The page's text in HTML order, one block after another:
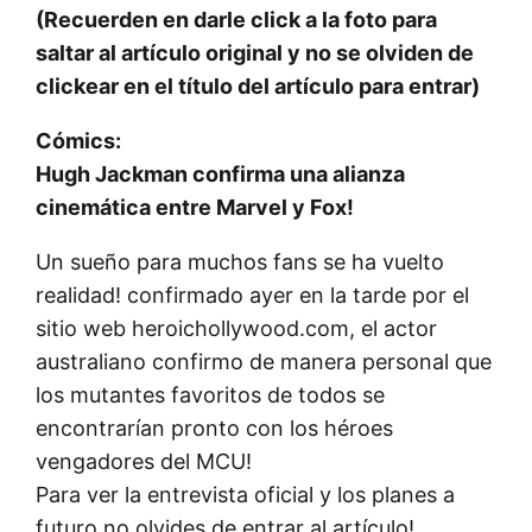
(Recuerden en darle click a la foto para
saltar al artículo original y no se olviden de
clickear en el título del artículo para entrar)
Cómics:
Hugh Jackman confirma una alianza
cinemática entre Marvel y Fox!
Un sueño para muchos fans se ha vuelto
realidad! confirmado ayer en la tarde por el
sitio web heroichollywood.com, el actor
australiano confirmo de manera personal que
los mutantes favoritos de todos se
encontrarían pronto con los héroes
vengadores del MCU!
Para ver la entrevista oficial y los planes a